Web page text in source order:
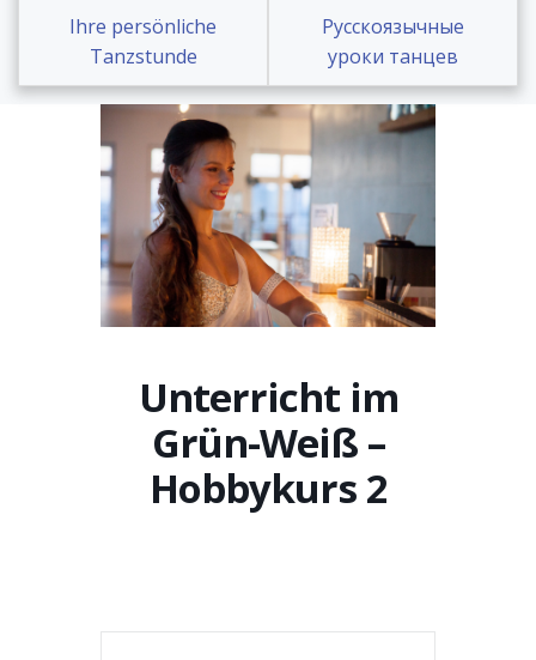
Ihre persönliche
Tanzstunde
Русскоязычные
уроки танцев
Unterricht im
Grün-Weiß –
Hobbykurs 2